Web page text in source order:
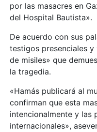
por las masacres en
del Hospital Bautista».
De acuerdo con sus
testigos presenciales
de misiles» que
la tragedia.
«Hamás publicará al
confirman que esta
intencionalmente y las
internacionales»,